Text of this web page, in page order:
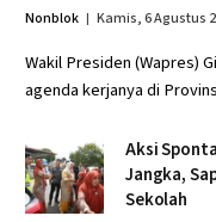
Nonblok Kamis, 6 Agustus
Wakil Presiden (Wapres)
agenda kerjanya di
Aksi
Jangka,
Sekolah